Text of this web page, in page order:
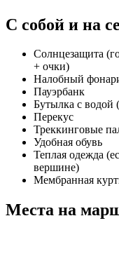
С собой и на
Солнцезащита
+ очки)
Налобный
Пауэрбанк
Бутылка с водой
Перекус
Треккинговые
Удобная обувь
Теплая одежда
вершине)
Мембранная
Места на